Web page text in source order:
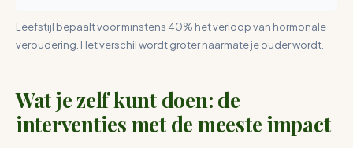
Leefstijl bepaalt voor minstens 40% het verloop van hormonale
veroudering. Het verschil wordt groter naarmate je ouder wordt.
Wat je zelf kunt doen: de
interventies met de meeste impact